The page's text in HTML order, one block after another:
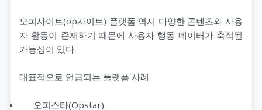
오피사이트(op사이트) 플랫폼 역시 다양한 콘텐츠와 사용
자 활동이 존재하기 때문에 사용자 행동 데이터가 축적될
가능성이 있다.
대표적으로 언급되는 플랫폼 사례
오피스타(Opstar)